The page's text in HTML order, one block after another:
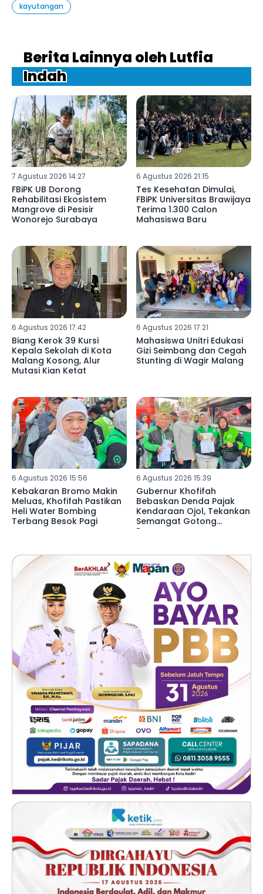
kayutangan
Berita Lainnya oleh Lutfia
Indah
7 Agustus 2026 14:27
FBiPK UB Dorong
Rehabilitasi Ekosistem
Mangrove di Pesisir
Wonorejo Surabaya
6 Agustus 2026 21:15
Tes Kesehatan Dimulai,
FBiPK Universitas Brawijaya
Terima 1.300 Calon
Mahasiswa Baru
6 Agustus 2026 17:42
Biang Kerok 39 Kursi
Kepala Sekolah di Kota
Malang Kosong, Alur
Mutasi Kian Ketat
6 Agustus 2026 17:21
Mahasiswa Unitri Edukasi
Gizi Seimbang dan Cegah
Stunting di Wagir Malang
6 Agustus 2026 15:56
Kebakaran Bromo Makin
Meluas, Khofifah Pastikan
Heli Water Bombing
Terbang Besok Pagi
6 Agustus 2026 15:39
Gubernur Khofifah
Bebaskan Denda Pajak
Kendaraan Ojol, Tekankan
Semangat Gotong
Royong